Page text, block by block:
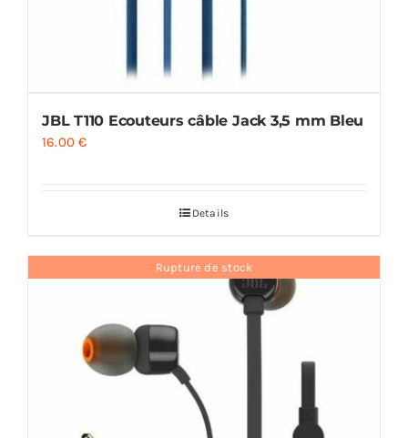
JBL T110 Ecouteurs câble Jack 3,5 mm Bleu
16.00€
Details
Rupture de stock